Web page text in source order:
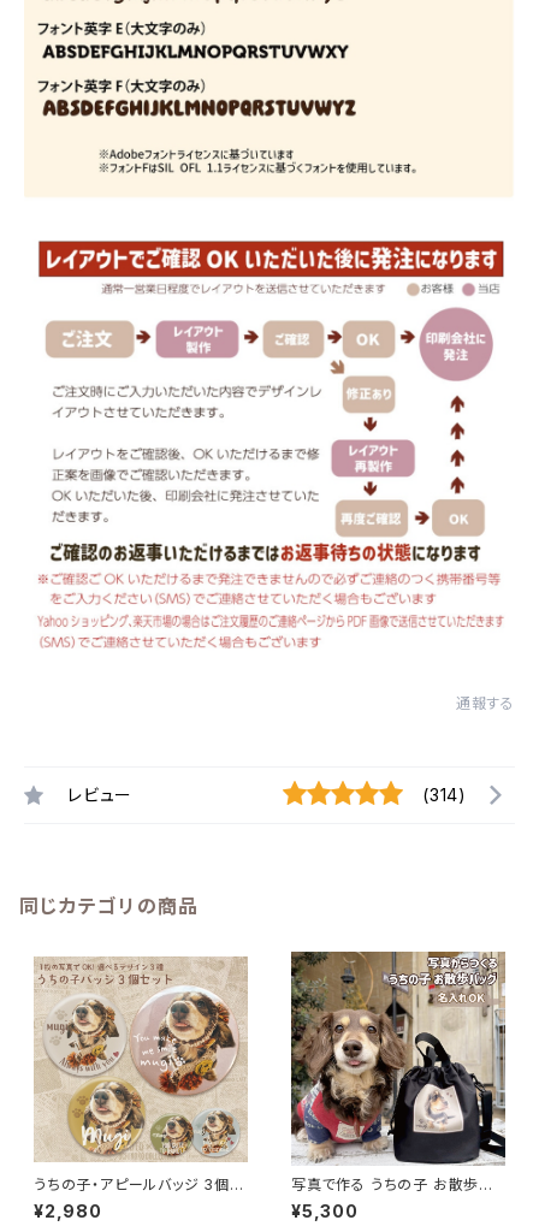
通報する
レビュー (314)
同じカテゴリの商品
うちの子・アピールバッジ 3個セ
ット｜選べる12のデザイン（名入
れ・1枚の写真から制作）
¥2,980
写真で作る うちの子 お散歩バッ
グ オーダーメイド 巾着 トート 2
WAY【送料無料】
¥5,300